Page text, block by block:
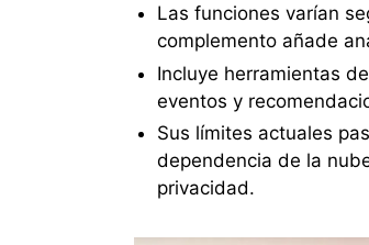
Las funciones varían
complemento añade
Incluye herramientas
eventos y
Sus límites actuales
dependencia de la
privacidad.